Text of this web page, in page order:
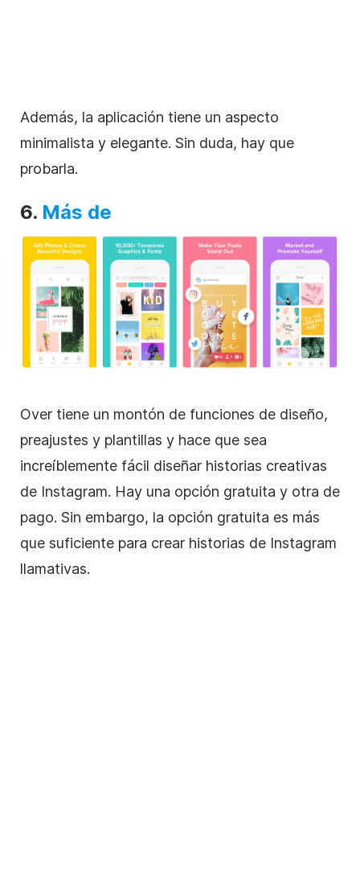
Además, la aplicación tiene un aspecto
minimalista y elegante. Sin duda, hay que
probarla.
6. Más de
Over tiene un montón de funciones de diseño,
preajustes y plantillas y hace que sea
increíblemente fácil diseñar historias creativas
de Instagram. Hay una opción gratuita y otra de
pago. Sin embargo, la opción gratuita es más
que suficiente para crear historias de Instagram
llamativas.